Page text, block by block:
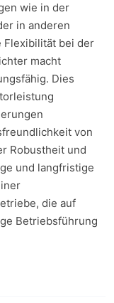
wie in der
in anderen
Flexibilität bei der
macht
Dies
von
Robustheit und
und langfristige
die auf
Betriebsführung